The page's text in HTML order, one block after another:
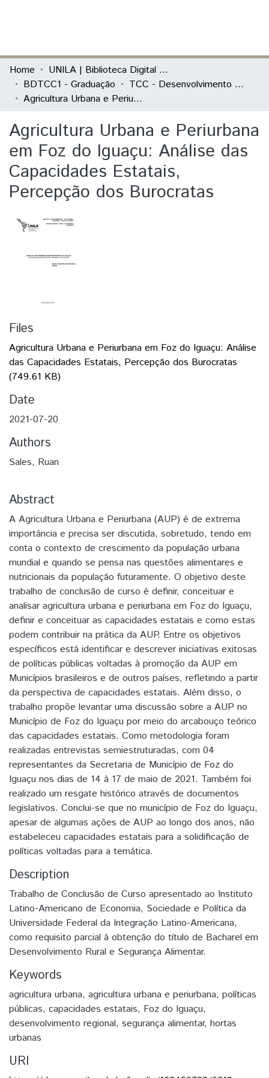
Communities & Collections
All of DSpace
Home
UNILA | Biblioteca Digital de Trabalhos de Conclusão de Curso
BDTCC1 - Graduação
TCC - Desenvolvimento Rural e Segurança Alimentar
Agricultura Urbana e Periurbana em Foz do Iguaçu: Análise das Capacidades Estatais, Percepção dos Burocratas
Agricultura Urbana e Periurbana
em Foz do Iguaçu: Análise das
Capacidades Estatais,
Percepção dos Burocratas
Files
Agricultura Urbana e Periurbana em Foz do Iguaçu: Análise
das Capacidades Estatais, Percepção dos Burocratas
(749.61 KB)
Date
2021-07-20
Authors
Sales, Ruan
Abstract
A Agricultura Urbana e Periurbana (AUP) é de extrema
importância e precisa ser discutida, sobretudo, tendo em
conta o contexto de crescimento da população urbana
mundial e quando se pensa nas questões alimentares e
nutricionais da população futuramente. O objetivo deste
trabalho de conclusão de curso é definir, conceituar e
analisar agricultura urbana e periurbana em Foz do Iguaçu,
definir e conceituar as capacidades estatais e como estas
podem contribuir na prática da AUP. Entre os objetivos
específicos está identificar e descrever iniciativas exitosas
de políticas públicas voltadas à promoção da AUP em
Municípios brasileiros e de outros países, refletindo a partir
da perspectiva de capacidades estatais. Além disso, o
trabalho propõe levantar uma discussão sobre a AUP no
Município de Foz do Iguaçu por meio do arcabouço teórico
das capacidades estatais. Como metodologia foram
realizadas entrevistas semiestruturadas, com 04
representantes da Secretaria de Município de Foz do
Iguaçu nos dias de 14 à 17 de maio de 2021. Também foi
realizado um resgate histórico através de documentos
legislativos. Conclui-se que no município de Foz do Iguaçu,
apesar de algumas ações de AUP ao longo dos anos, não
estabeleceu capacidades estatais para a solidificação de
políticas voltadas para a temática.
Description
Trabalho de Conclusão de Curso apresentado ao Instituto
Latino-Americano de Economia, Sociedade e Política da
Universidade Federal da Integração Latino-Americana,
como requisito parcial à obtenção do título de Bacharel em
Desenvolvimento Rural e Segurança Alimentar.
Keywords
agricultura urbana, agricultura urbana e periurbana, políticas
públicas, capacidades estatais, Foz do Iguaçu,
desenvolvimento regional, segurança alimentar, hortas
urbanas
URI